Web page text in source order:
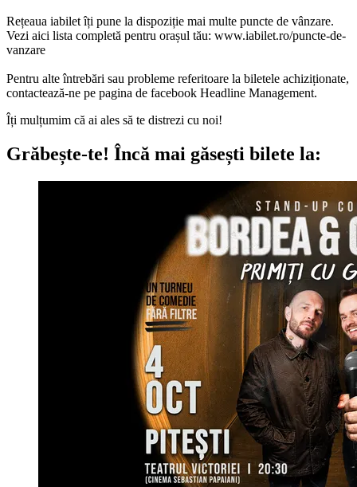
Rețeaua iabilet îți pune la dispoziție mai multe puncte de vânzare.
Vezi aici lista completă pentru orașul tău: www.iabilet.ro/puncte-de-
vanzare
Pentru alte întrebări sau probleme referitoare la biletele achiziționate,
contactează-ne pe pagina de facebook Headline Management.
Îți mulțumim că ai ales să te distrezi cu noi!
Grăbește-te! Încă mai găsești bilete la: